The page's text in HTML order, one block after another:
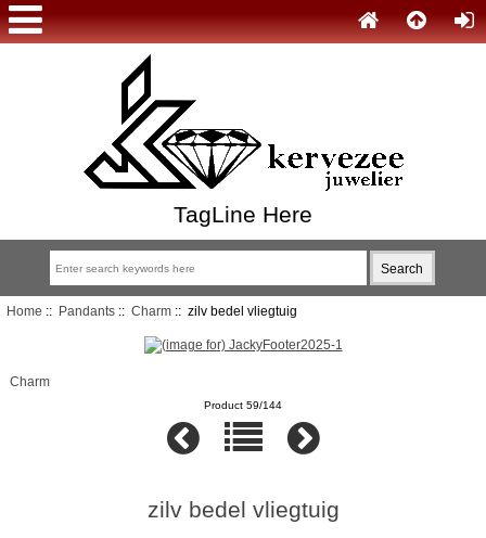
TagLine Here
Home :: Pandants:: Charm:: zilv bedel vliegtuig
Charm
Product 59/144
zilv bedel vliegtuig